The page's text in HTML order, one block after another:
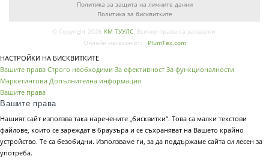
Политика за защита на личните данни
Политика за бисквитките
© Copyright 2026 КМ ТУУЛС. Всички права са запазени.
Онлайн магазин от:
PlumTex.com
НАСТРОЙКИ НА БИСКВИТКИТЕ
Вашите права Строго необходими За ефективност За функционалности
Маркетингови Допълнителна информация
Вашите права
Вашите права
Нашият сайт използва така наречените „бисквитки“. Това са малки текстови
файлове, които се зареждат в браузъра и се съхраняват на Вашето крайно
устройство. Те са безобидни. Използваме ги, за да поддържаме сайта си лесен за
употреба.